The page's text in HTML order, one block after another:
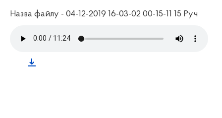
Назва файлу - 04-12-2019 16-03-02 00-15-11 15 Руч